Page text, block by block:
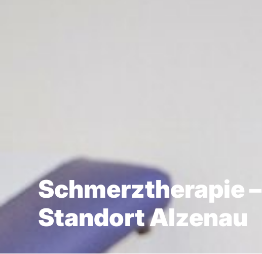
Schmerzthera­pie –
Standort Alzenau